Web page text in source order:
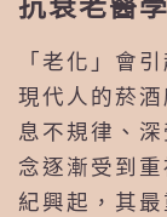
「老化」會
現代人的菸
息不規律、
念逐漸受到
紀興起，其